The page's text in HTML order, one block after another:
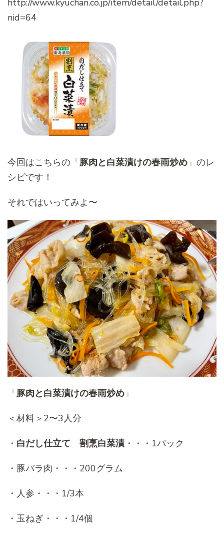
nid=64
今回はこちらの「豚肉と白菜漬けの春雨炒め 」のレ
シピです！
それではいってみよ〜
「豚肉と白菜漬けの春雨炒め 」
＜材料＞2〜3人分
・ 白だし仕立て 割烹白菜漬・・・1パック
・豚バラ肉・・・200グラム
・人参・・・1/3本
・玉ねぎ・・・1/4個